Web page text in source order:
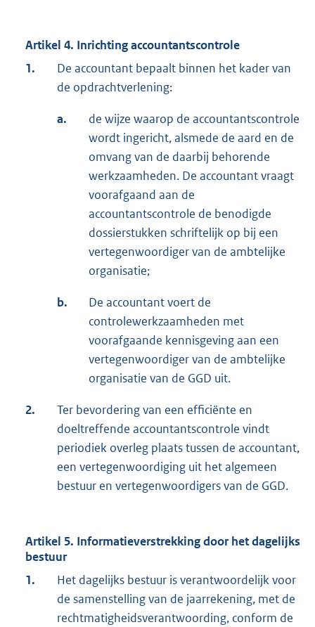
Artikel 4. Inrichting accountantscontrole
1.
De accountant bepaalt binnen het kader van
de opdrachtverlening:
a.
de wijze waarop de accountantscontrole
wordt ingericht, alsmede de aard en de
omvang van de daarbij behorende
werkzaamheden. De accountant vraagt
voorafgaand aan de
accountantscontrole de benodigde
dossierstukken schriftelijk op bij een
vertegenwoordiger van de ambtelijke
organisatie;
b.
De accountant voert de
controlewerkzaamheden met
voorafgaande kennisgeving aan een
vertegenwoordiger van de ambtelijke
organisatie van de GGD uit.
2.
Ter bevordering van een efficiënte en
doeltreffende accountantscontrole vindt
periodiek overleg plaats tussen de accountant,
een vertegenwoordiging uit het algemeen
bestuur en vertegenwoordigers van de GGD.
Artikel 5. Informatieverstrekking door het dagelijks
bestuur
1.
Het dagelijks bestuur is verantwoordelijk voor
de samenstelling van de jaarrekening, met de
rechtmatigheidsverantwoording, conform de